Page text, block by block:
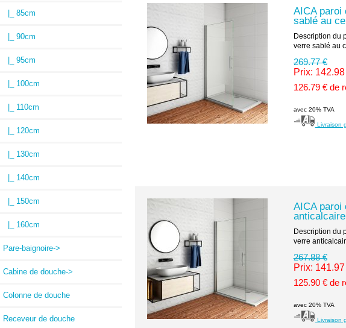
|_ 85cm
|_ 90cm
|_ 95cm
|_ 100cm
|_ 110cm
|_ 120cm
|_ 130cm
|_ 140cm
|_ 150cm
|_ 160cm
Pare-baignoire->
Cabine de douche->
Colonne de douche
Receveur de douche
AICA paroi
sablé au
Description du
verre sablé au
269.77 €
Prix:
126.79 € de
avec 20% TVA
Livraison
AICA paroi
anticalcaire
Description du
verre
267.88 €
Prix:
125.90 € de
avec 20% TVA
Livraison